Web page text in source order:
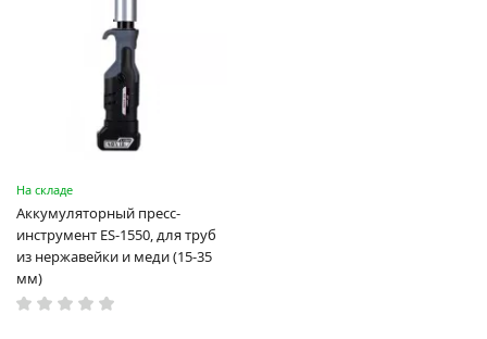
На складе
Аккумуляторный пресс-
инструмент ES-1550, для труб
из нержавейки и меди (15-35
мм)